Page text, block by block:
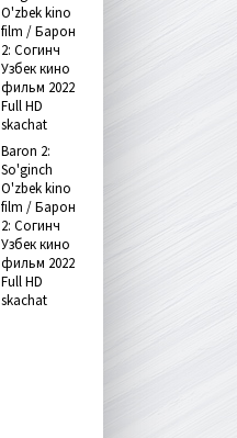
Baron 2:
So'ginch
O'zbek kino
film / Барон
2: Согинч
Узбек кино
фильм 2022
Full HD
skachat